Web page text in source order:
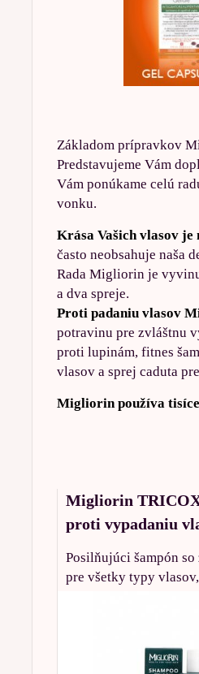
Základom prípravkov
Predstavujeme Vám
Vám ponúkame celú
vonku.
Krása Vašich vlasov
často neobsahuje naša
Rada Migliorin je
a dva spreje.
Proti padaniu vlasov
potravinu pre zvláštnu
proti lupinám, fitnes
vlasov a sprej caduta
Migliorin používa
Migliorin
proti vypadaniu
Posilňujúci šampón
pre všetky typy